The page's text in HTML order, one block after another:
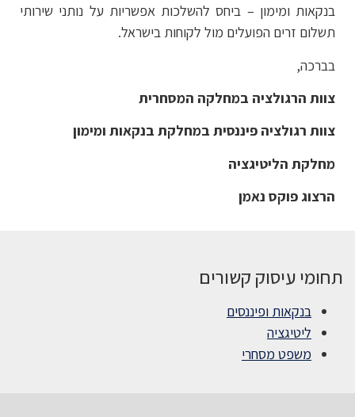
בנקאות ומימון – ביחס להשלכות אפשריות על נותני שירותי
תשלום זרים הפועלים מול לקוחות בישראל.
בברכה,
צוות הרגולציה במחלקה המסחרית
צוות רגולציה פיננסית במחלקת בנקאות ומימון
מחלקת הליטיגציה
הרצוג פוקס נאמן
תחומי עיסוק קשורים
בנקאות ופיננסים
ליטיגציה
משפט מסחרי